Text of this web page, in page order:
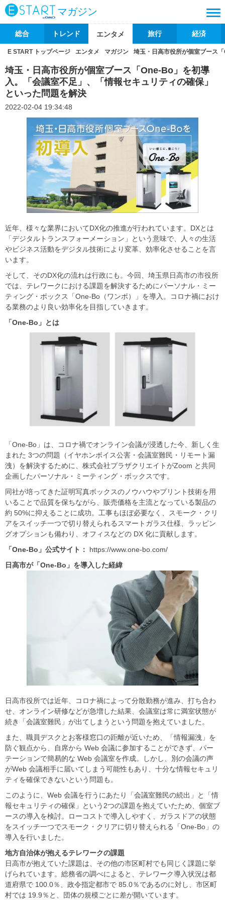
マガジン
総合 トレンド エンタメ 旅行 経済
E START トップページ エンタメ マガジン 埼玉・日高市役所が個室ブース
埼玉・日高市役所が個室ブース「One-Bo」を初導
入。「会議室不足」、「情報セキュリティの確保」
といった問題を解決
2022-02-04 19:34:48
近年、様々な業界においてDX化の推進が行われています。DXとは
「デジタルトランスフォーメーション」という意味で、人々の生活
やビジネス活動をデジタル技術により変革、効率化させることを言
います。
そして、そのDX化の流れは行政にも。今回、埼玉県日高市の市役所
では、テレワークにおける課題を解決するためにパーソナル・ミー
ティング・ボックス「One-Bo（ワンボ）」を導入。コロナ禍におけ
る業務のより良い効率化を目指していきます。
「One-Bo 」とは
「One-Bo」は、コロナ禍でオンライン会議が浸透した今、新しく生
まれた 3つの問題（イヤホンボイス公害・会議室難民・リモート漏
洩）を解決するために、株式会社プラザクリエイトがZoom と共同
企画したパーソナル・ミーティング・ボックスです。
同社が培ってきた証明写真ボックスのノウハウやプリント技術を用
いることで品質を保ちながら、販売価格を主流となっている製品の
約 50%に抑えることに成功。工事もほぼ必要なく、スモーク・クリ
アをスイッチ一つで切り替えられるスマートガラス仕様、ラッピン
グオプションも備わり、オフィスなどの DX 化に貢献します。
「One-Bo 」公式サイト：
https://www.one-bo.com/
日高市が「One-Bo 」を導入した経緯
日高市役所では近年、コロナ禍によって分散勤務が進み、打ち合わ
せ、オンライン研修などが急増した結果、会議室は常に満室状態が
続き「会議室難民」が出てしまうという問題を抱えていました。
また、職員デスクとお客様窓口の距離が近いため、「情報漏洩」を
防ぐ観点から、自席から Web 会議に参加することができず、パー
テーションで簡易的な Web 会議室を作成。しかし、別の会議の声
がWeb 会議相手に届いてしまう可能性もあり、十分な情報セキュリ
ティを確保できないという問題も。
このように、Web 会議を行うにあたり「会議室難民の続出」と「情
報セキュリティの確保」という2つの課題を抱えていたため、個室ブ
ースの導入を検討。ローコストで導入しやすく、ガラスドアの状態
をスイッチ一つでスモーク・クリアに切り替えられる「One-Bo」の
導入を行いました。
地方自治体が抱えるテレワークの課題
日高市が抱えていた課題は、その他の市区町村でも同じく課題に挙
げられています。総務省の調べによると、テレワーク導入状況は都
道府県で 100.0％、政令指定都市で 85.0％であるのに対し、市区町
村では 19.9％と、団体の規模ごとに差が開いています。